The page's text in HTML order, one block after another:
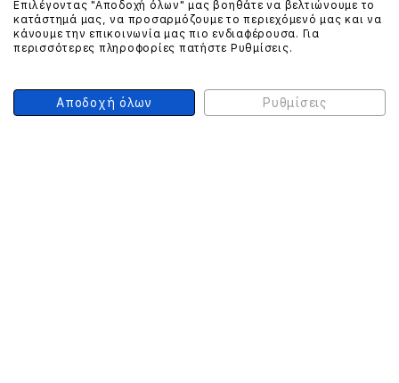
ΕΠΙΚΟΙΝΩΝΗΣΤΕ ΜΑΖΙ ΜΑΣ
210 999 4510
Επιλέγοντας "Αποδοχή όλων" μας βοηθάτε να βελτιώνουμε το
κατάστημά μας, να προσαρμόζουμε το περιεχόμενό μας και να
κάνουμε την επικοινωνία μας πιο ενδιαφέρουσα. Για
περισσότερες πληροφορίες πατήστε Ρυθμίσεις.
Αποδοχή όλων Ρυθμίσεις